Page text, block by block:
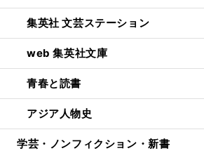
集英社 文芸ステーション
web 集英社文庫
青春と読書
アジア人物史
学芸・ノンフィクション・新書